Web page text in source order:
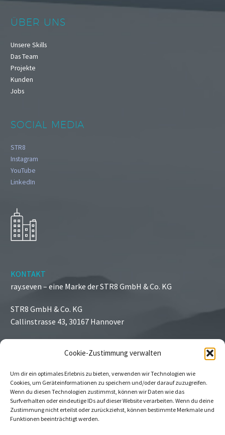
Cookie-Zustimmung verwalten
Um dir ein optimales Erlebnis zu bieten, verwenden wir Technologien wie
Cookies, um Geräteinformationen zu speichern und/oder darauf zuzugreifen.
Wenn du diesen Technologien zustimmst, können wir Daten wie das
Surfverhalten oder eindeutige IDs auf dieser Website verarbeiten. Wenn du deine
Zustimmung nicht erteilst oder zurückziehst, können bestimmte Merkmale und
Funktionen beeinträchtigt werden.
ÜBER UNS
Unsere Skills
Das Team
Projekte
Kunden
Jobs
SOCIAL MEDIA
STR8
Instagram
YouTube
LinkedIn
KONTAKT
ray.seven – eine Marke der STR8 GmbH & Co. KG
STR8 GmbH & Co. KG
Callinstrasse 43, 30167 Hannover
STR8